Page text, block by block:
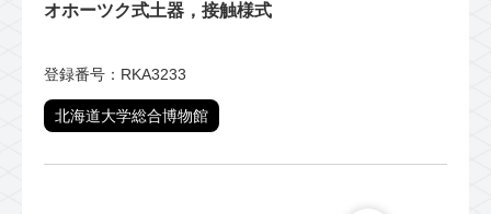
オホーツク式土器，接触様式
登録番号：RKA3233
北海道大学総合博物館